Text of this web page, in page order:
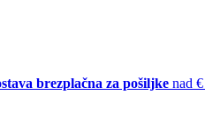
brezplačna za pošiljke nad